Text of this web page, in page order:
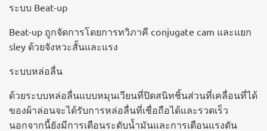
ระบบ Beat-up
Beat-up ถูกจัดการโดยการทวิภาคี conjugate cam และแยก
sley ด้วยจังหวะสั้นและแรง
ระบบหล่อลื่น
ด้วยระบบหล่อลื่นแบบหมุนเวียนที่ปิดสนิทชิ้นส่วนที่เคลื่อนที่ได้
ของผ้าล่อนจะได้รับการหล่อลื่นที่เชื่อถือได้และรวดเร็ว
นอกจากนี้ยังมีการเตือนระดับน้ำมันและการเตือนแรงดัน